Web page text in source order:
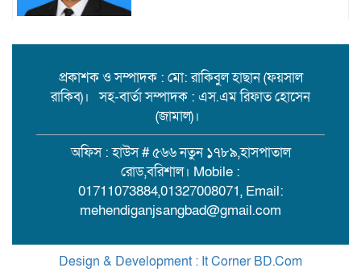
মামলা-হামলা-নির্বাসন পেরিয়ে সেবায়
উলানিয়ার মন জয়, ইউপি নির্বাচনে
বিএনপির সমর্থন চান ‘মানবিক মামুন’!
বিয়ের দাওয়াত শেষে ফেরা হলো না:
মেহেন্দীগঞ্জে ট্রলার থেকে পড়ে কিশোর
নিখোঁজ
আন্তঃজেলা ডাকাত চক্রের সদস্য রাসেল
প্রকাশক ও সম্পাদক : মো: রাকিবুল হাছান (ফয়সাল
রাকিব)। সহ-বার্তা সম্পাদক : এস.এম রিফাত হোসেন
(জামাল)।
অফিস : হাউস # ৫৬৬ নতুন ১৭৮৯,হাসপাতাল
রোড,বরিশাল। Mobile :
01711073884,01327008071, Email:
mehendiganjsangbad@gmail.com
Design & Development : It Corner BD.Com